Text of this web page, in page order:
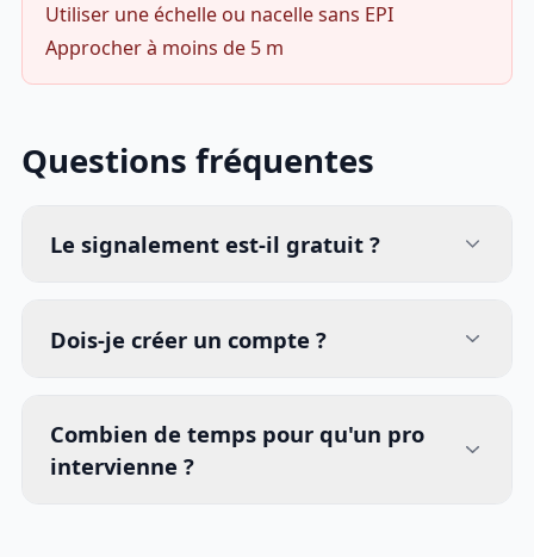
Utiliser une échelle ou nacelle sans EPI
Approcher à moins de 5 m
Questions fréquentes
Le signalement est-il gratuit ?
Dois-je créer un compte ?
Combien de temps pour qu'un pro
intervienne ?